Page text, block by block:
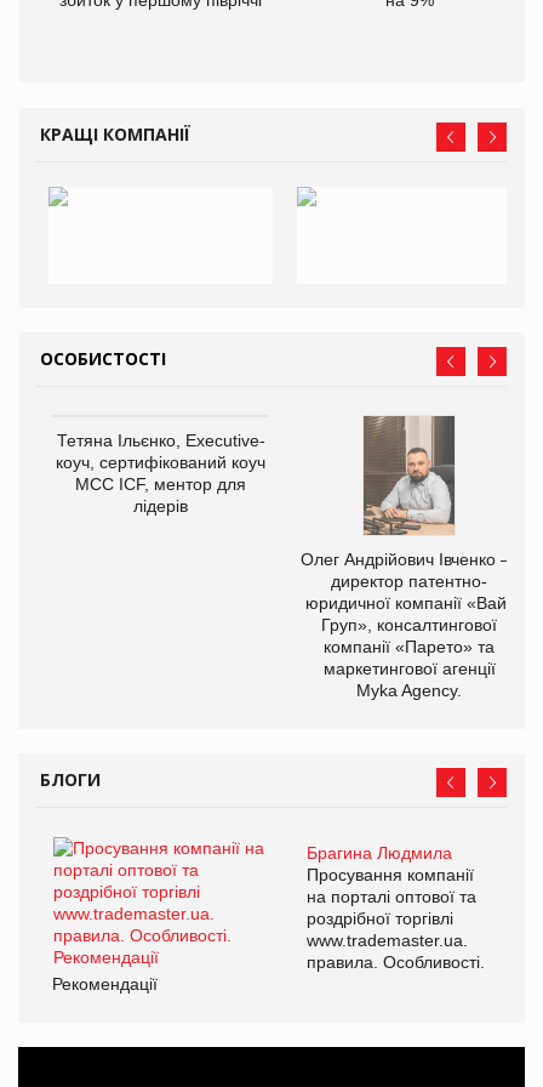
КРАЩІ КОМПАНІЇ
ОСОБИСТОСТІ
Тетяна Ільєнко, Executive-
коуч, сертифікований коуч
МСС ICF, ментор для
лідерів
Олег Андрійович Івченко —
директор патентно-
юридичної компанії «Вайз
Груп», консалтингової
компанії «Парето» та
маркетингової агенції
Myka Agency.
БЛОГИ
Брагина Людмила
Просування компанії
на порталі оптової та
роздрібної торгівлі
www.trademaster.ua.
правила. Особливості.
Рекомендації